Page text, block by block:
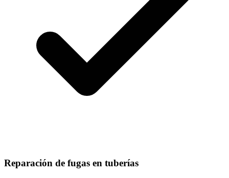
Reparación de fugas en tuberías